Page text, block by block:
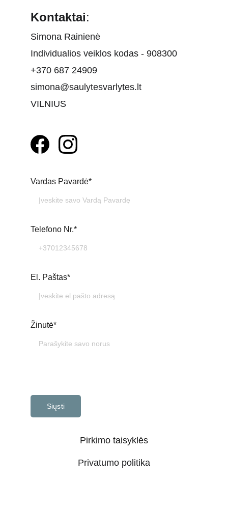
Kontaktai:
Simona Rainienė
Individualios veiklos kodas - 908300
+370 687 24909
simona@saulytesvarlytes.lt
VILNIUS
Vardas Pavardė*
Telefono Nr.*
El. Paštas*
Žinutė*
Siųsti
Privatumo politika
Pirkimo taisyklės